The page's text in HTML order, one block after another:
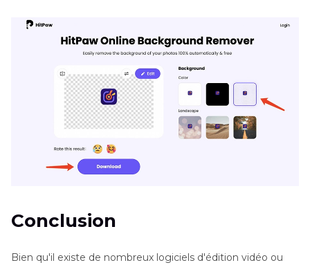
Conclusion
Bien qu'il existe de nombreux logiciels d'édition vidéo ou